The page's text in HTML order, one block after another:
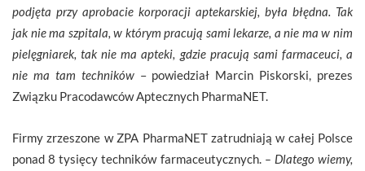
podjęta przy aprobacie korporacji aptekarskiej, była błędna. Tak
jak nie ma szpitala, w którym pracują sami lekarze, a nie ma w nim
pielęgniarek, tak nie ma apteki, gdzie pracują sami farmaceuci, a
nie ma tam techników– powiedział Marcin Piskorski, prezes
Związku Pracodawców Aptecznych PharmaNET.
Firmy zrzeszone w ZPA PharmaNET zatrudniają w całej Polsce
ponad 8 tysięcy techników farmaceutycznych. – Dlatego wiemy,